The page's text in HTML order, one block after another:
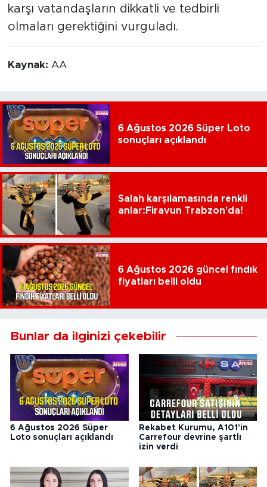
karşı vatandaşların dikkatli ve tedbirli
olmaları gerektiğini vurguladı.
Kaynak: AA
6 Ağustos 2026 Süper Loto
sonuçları açıklandı
Salah karşılamasında renkli
anlar:Firavun Trabzon'da!
6 Ağustos 2026 güncel fındık
fiyatları belli oldu
Bunlar da ilginizi çekebilir
6 Ağustos 2026 Süper
Loto sonuçları açıklandı
Rekabet Kurumu, A101'in
Carrefour devrine şartlı
izin verdi